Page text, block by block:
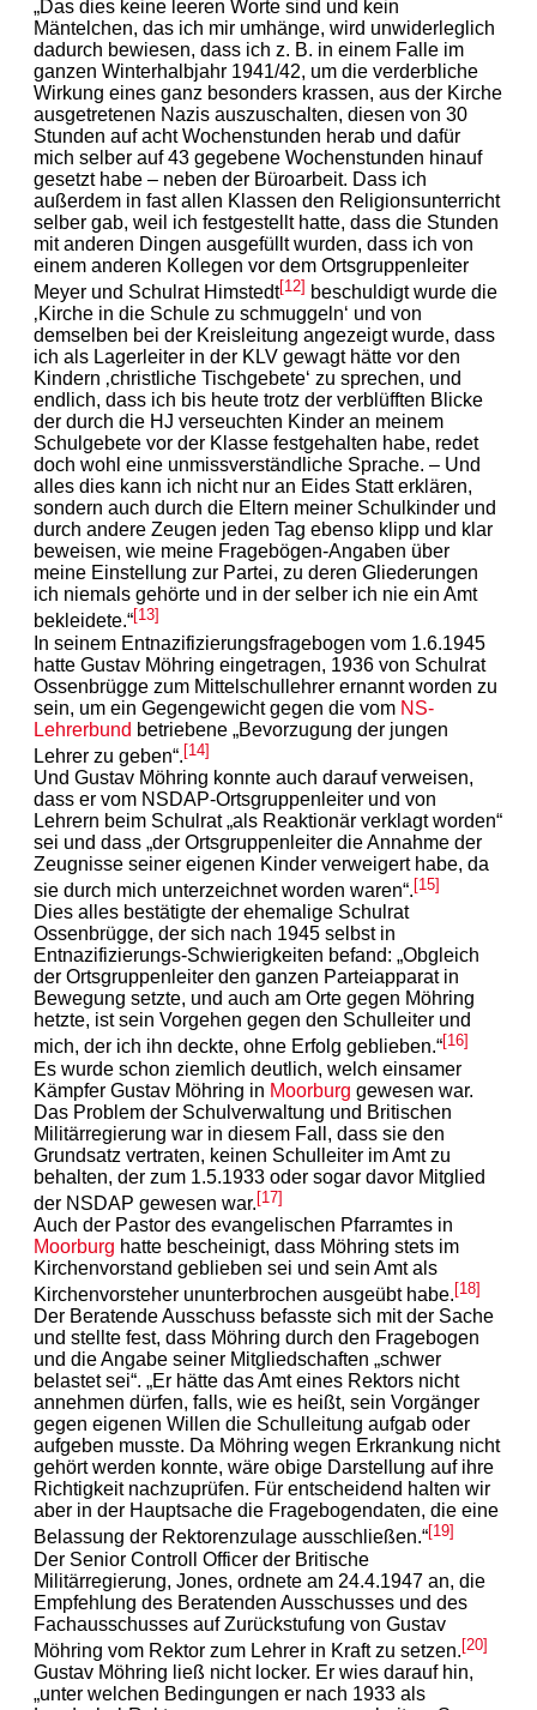
„Das dies keine leeren Worte sind und kein
Mäntelchen, das ich mir umhänge, wird unwiderleglich
dadurch bewiesen, dass ich z. B. in einem Falle im
ganzen Winterhalbjahr 1941/42, um die verderbliche
Wirkung eines ganz besonders krassen, aus der Kirche
ausgetretenen Nazis auszuschalten, diesen von 30
Stunden auf acht Wochenstunden herab und dafür
mich selber auf 43 gegebene Wochenstunden hinauf
gesetzt habe – neben der Büroarbeit. Dass ich
außerdem in fast allen Klassen den Religionsunterricht
selber gab, weil ich festgestellt hatte, dass die Stunden
mit anderen Dingen ausgefüllt wurden, dass ich von
einem anderen Kollegen vor dem Ortsgruppenleiter
Meyer und Schulrat Himstedt[12] beschuldigt wurde die
‚Kirche in die Schule zu schmuggeln‘ und von
demselben bei der Kreisleitung angezeigt wurde, dass
ich als Lagerleiter in der KLV gewagt hätte vor den
Kindern ‚christliche Tischgebete‘ zu sprechen, und
endlich, dass ich bis heute trotz der verblüfften Blicke
der durch die HJ verseuchten Kinder an meinem
Schulgebete vor der Klasse festgehalten habe, redet
doch wohl eine unmissverständliche Sprache. – Und
alles dies kann ich nicht nur an Eides Statt erklären,
sondern auch durch die Eltern meiner Schulkinder und
durch andere Zeugen jeden Tag ebenso klipp und klar
beweisen, wie meine Fragebögen-Angaben über
meine Einstellung zur Partei, zu deren Gliederungen
ich niemals gehörte und in der selber ich nie ein Amt
bekleidete.“[13]
In seinem Entnazifizierungsfragebogen vom 1.6.1945
hatte Gustav Möhring eingetragen, 1936 von Schulrat
Ossenbrügge zum Mittelschullehrer ernannt worden zu
sein, um ein Gegengewicht gegen die vom NS-
Lehrerbund betriebene „Bevorzugung der jungen
Lehrer zu geben“. [14]
Und Gustav Möhring konnte auch darauf verweisen,
dass er vom NSDAP-Ortsgruppenleiter und von
Lehrern beim Schulrat „als Reaktionär verklagt worden“
sei und dass „der Ortsgruppenleiter die Annahme der
Zeugnisse seiner eigenen Kinder verweigert habe, da
sie durch mich unterzeichnet worden waren“. [15]
Dies alles bestätigte der ehemalige Schulrat
Ossenbrügge, der sich nach 1945 selbst in
Entnazifizierungs-Schwierigkeiten befand: „Obgleich
der Ortsgruppenleiter den ganzen Parteiapparat in
Bewegung setzte, und auch am Orte gegen Möhring
hetzte, ist sein Vorgehen gegen den Schulleiter und
mich, der ich ihn deckte, ohne Erfolg geblieben.“[16]
Es wurde schon ziemlich deutlich, welch einsamer
Kämpfer Gustav Möhring in Moorburg gewesen war.
Das Problem der Schulverwaltung und Britischen
Militärregierung war in diesem Fall, dass sie den
Grundsatz vertraten, keinen Schulleiter im Amt zu
behalten, der zum 1.5.1933 oder sogar davor Mitglied
der NSDAP gewesen war. [17]
Auch der Pastor des evangelischen Pfarramtes in
Moorburg hatte bescheinigt, dass Möhring stets im
Kirchenvorstand geblieben sei und sein Amt als
Kirchenvorsteher ununterbrochen ausgeübt habe. [18]
Der Beratende Ausschuss befasste sich mit der Sache
und stellte fest, dass Möhring durch den Fragebogen
und die Angabe seiner Mitgliedschaften „schwer
belastet sei“. „Er hätte das Amt eines Rektors nicht
annehmen dürfen, falls, wie es heißt, sein Vorgänger
gegen eigenen Willen die Schulleitung aufgab oder
aufgeben musste. Da Möhring wegen Erkrankung nicht
gehört werden konnte, wäre obige Darstellung auf ihre
Richtigkeit nachzuprüfen. Für entscheidend halten wir
aber in der Hauptsache die Fragebogendaten, die eine
Belassung der Rektorenzulage ausschließen.“[19]
Der Senior Controll Officer der Britische
Militärregierung, Jones, ordnete am 24.4.1947 an, die
Empfehlung des Beratenden Ausschusses und des
Fachausschusses auf Zurückstufung von Gustav
Möhring vom Rektor zum Lehrer in Kraft zu setzen. [20]
Gustav Möhring ließ nicht locker. Er wies darauf hin,
„unter welchen Bedingungen er nach 1933 als